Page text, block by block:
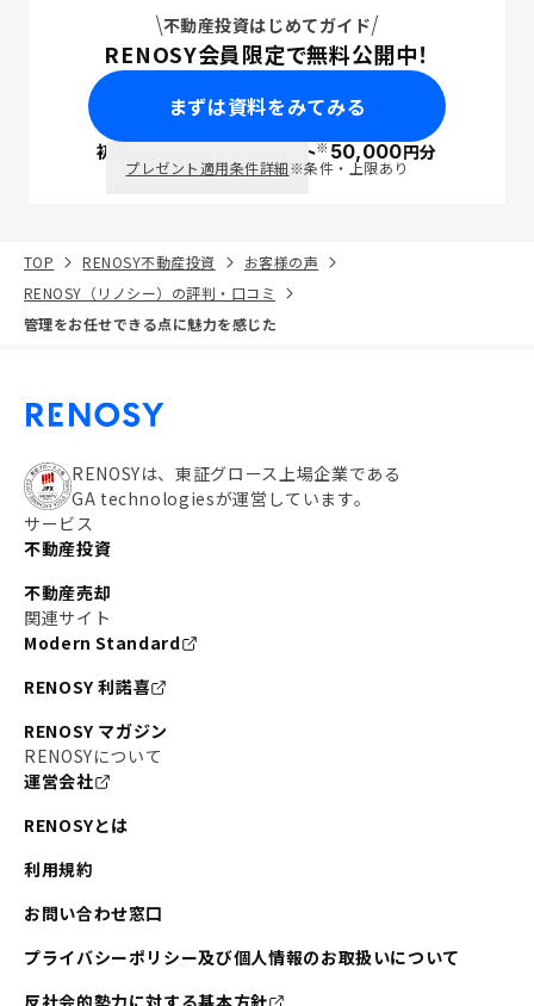
不動産投資はじめてガイド
RENOSY会員限定で無料公開中！
まずは資料をみてみる
初回面談で ポイント※50,000円分
プレゼント適用条件詳細※条件・上限あり
TOP RENOSY不動産投資
お客様の声
RENOSY（リノシー）の評判・口コミ
管理をお任せできる点に魅力を感じた
RENOSYは、東証グロース上場企業である
GA technologiesが運営しています。
サービス
不動産投資
不動産売却
関連サイト
Modern Standard
RENOSY 利諾喜
RENOSY マガジン
RENOSYについて
運営会社
RENOSYとは
利用規約
お問い合わせ窓口
プライバシーポリシー及び個人情報のお取扱いについて
反社会的勢力に対する基本方針